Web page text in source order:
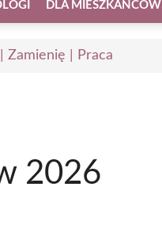
DLA MIESZKAŃCÓW
Zamienię | Praca
2026